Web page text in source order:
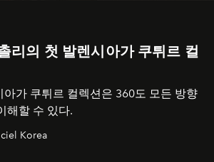
리의 첫 발렌시아가 쿠튀르 컬
아가 쿠튀르 컬렉션은 360도 모든 방향
해할 수 있다.
Korea